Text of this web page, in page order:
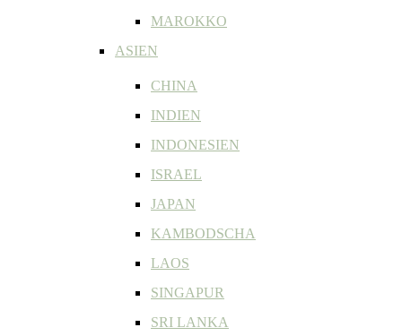
MAROKKO
ASIEN
CHINA
INDIEN
INDONESIEN
ISRAEL
JAPAN
KAMBODSCHA
LAOS
SINGAPUR
SRI LANKA